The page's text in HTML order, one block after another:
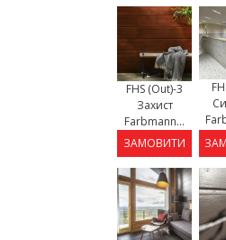
FHS (Out)-3
Захист
Farbmann...
ЗАМОВИТИ